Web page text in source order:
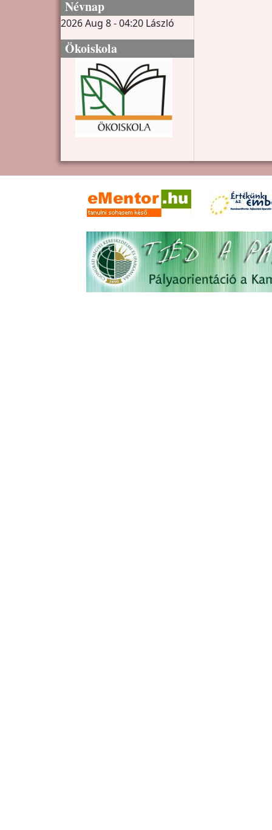
Névnap
2026 Aug 8 - 04:20 László
Ökoiskola